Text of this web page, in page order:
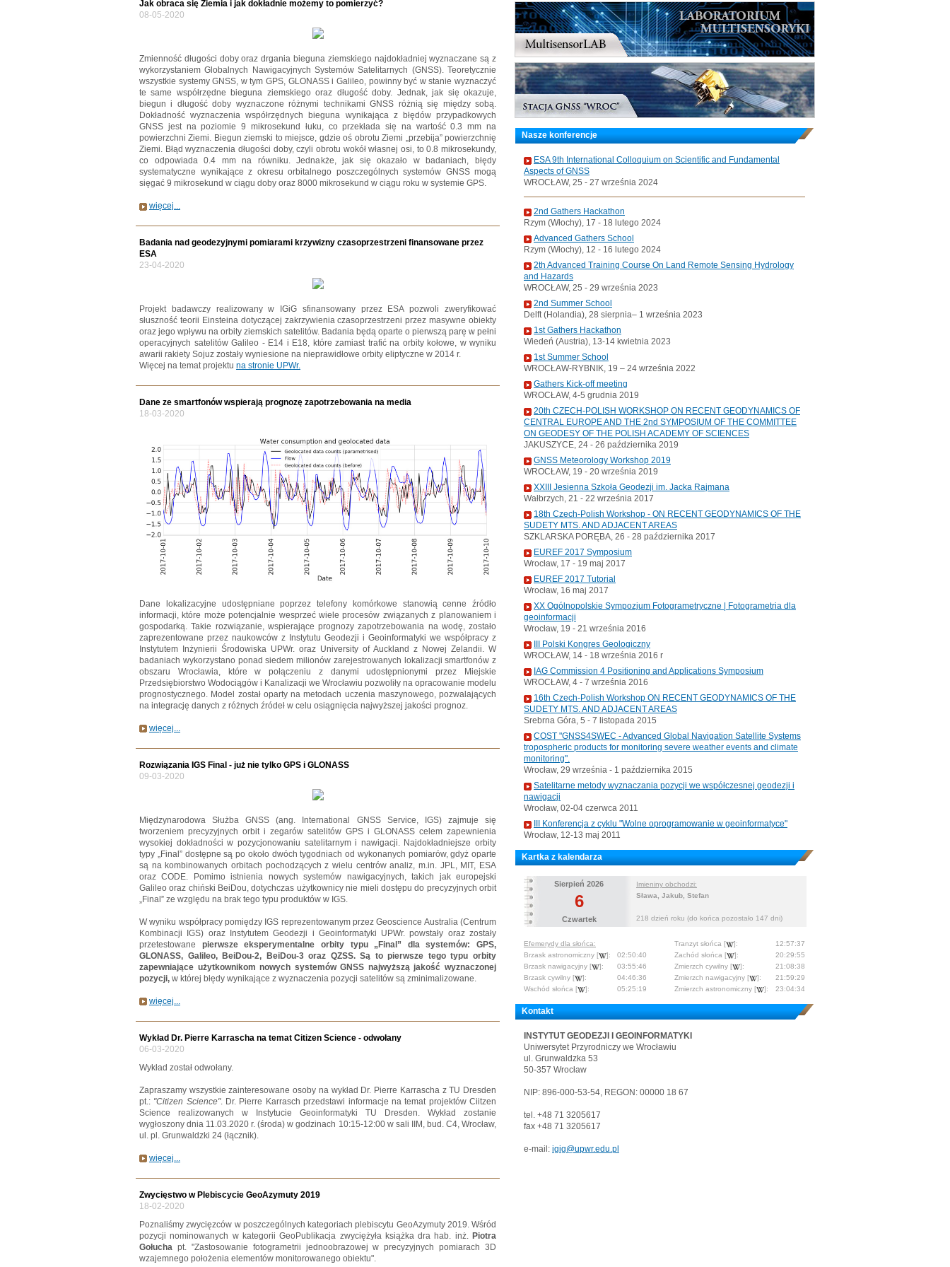
Jak obraca się Ziemia i jak dokładnie możemy to pomierzyć?
08-05-2020
Zmienność długości doby oraz drgania bieguna ziemskiego najdokładniej wyznaczane są z
wykorzystaniem Globalnych Nawigacyjnych Systemów Satelitarnych (GNSS). Teoretycznie
wszystkie systemy GNSS, w tym GPS, GLONASS i Galileo, powinny być w stanie wyznaczyć
te same współrzędne bieguna ziemskiego oraz długość doby. Jednak, jak się okazuje,
biegun i długość doby wyznaczone różnymi technikami GNSS różnią się między sobą.
Dokładność wyznaczenia współrzędnych bieguna wynikająca z błędów przypadkowych
GNSS jest na poziomie 9 mikrosekund łuku, co przekłada się na wartość 0.3 mm na
powierzchni Ziemi. Biegun ziemski to miejsce, gdzie oś obrotu Ziemi „przebija” powierzchnię
Ziemi. Błąd wyznaczenia długości doby, czyli obrotu wokół własnej osi, to 0.8 mikrosekundy,
co odpowiada 0.4 mm na równiku. Jednakże, jak się okazało w badaniach, błędy
systematyczne wynikające z okresu orbitalnego poszczególnych systemów GNSS mogą
sięgać 9 mikrosekund w ciągu doby oraz 8000 mikrosekund w ciągu roku w systemie GPS.
więcej...
Badania nad geodezyjnymi pomiarami krzywizny czasoprzestrzeni finansowane przez
ESA
23-04-2020
Projekt badawczy realizowany w IGiG sfinansowany przez ESA pozwoli zweryfikować
słuszność teorii Einsteina dotyczącej zakrzywienia czasoprzestrzeni przez masywne obiekty
oraz jego wpływu na orbity ziemskich satelitów. Badania będą oparte o pierwszą parę w pełni
operacyjnych satelitów Galileo - E14 i E18, które zamiast trafić na orbity kołowe, w wyniku
awarii rakiety Sojuz zostały wyniesione na nieprawidłowe orbity eliptyczne w 2014 r.
Więcej na temat projektu na stronie UPWr.
Dane ze smartfonów wspierają prognozę zapotrzebowania na media
18-03-2020
Dane lokalizacyjne udostępniane poprzez telefony komórkowe stanowią cenne źródło
informacji, które może potencjalnie wesprzeć wiele procesów związanych z planowaniem i
gospodarką. Takie rozwiązanie, wspierające prognozy zapotrzebowania na wodę, zostało
zaprezentowane przez naukowców z Instytutu Geodezji i Geoinformatyki we współpracy z
Instytutem Inżynierii Środowiska UPWr. oraz University of Auckland z Nowej Zelandii. W
badaniach wykorzystano ponad siedem milionów zarejestrowanych lokalizacji smartfonów z
obszaru Wrocławia, które w połączeniu z danymi udostępnionymi przez Miejskie
Przedsiębiorstwo Wodociągów i Kanalizacji we Wrocławiu pozwoliły na opracowanie modelu
prognostycznego. Model został oparty na metodach uczenia maszynowego, pozwalających
na integrację danych z różnych źródeł w celu osiągnięcia najwyższej jakości prognoz.
więcej...
Rozwiązania IGS Final - już nie tylko GPS i GLONASS
09-03-2020
Międzynarodowa Służba GNSS (ang. International GNSS Service, IGS) zajmuje się
tworzeniem precyzyjnych orbit i zegarów satelitów GPS i GLONASS celem zapewnienia
wysokiej dokładności w pozycjonowaniu satelitarnym i nawigacji. Najdokładniejsze orbity
typy „Final” dostępne są po około dwóch tygodniach od wykonanych pomiarów, gdyż oparte
są na kombinowanych orbitach pochodzących z wielu centrów analiz, m.in. JPL, MIT, ESA
oraz CODE. Pomimo istnienia nowych systemów nawigacyjnych, takich jak europejski
Galileo oraz chiński BeiDou, dotychczas użytkownicy nie mieli dostępu do precyzyjnych orbit
„Final” ze względu na brak tego typu produktów w IGS.
W wyniku współpracy pomiędzy IGS reprezentowanym przez Geoscience Australia (Centrum
Kombinacji IGS) oraz Instytutem Geodezji i Geoinformatyki UPWr. powstały oraz zostały
przetestowane pierwsze eksperymentalne orbity typu „Final” dla systemów: GPS,
GLONASS, Galileo, BeiDou-2, BeiDou-3 oraz QZSS. Są to pierwsze tego typu orbity
zapewniające użytkownikom nowych systemów GNSS najwyższą jakość wyznaczonej
pozycji, w której błędy wynikające z wyznaczenia pozycji satelitów są zminimalizowane.
więcej...
Wykład Dr. Pierre Karrascha na temat Citizen Science - odwołany
06-03-2020
Wykład został odwołany.
Zapraszamy wszystkie zainteresowane osoby na wykład Dr. Pierre Karrascha z TU Dresden
pt.: "Citizen Science". Dr. Pierre Karrasch przedstawi informacje na temat projektów Ciitzen
Science realizowanych w Instytucie Geoinformatyki TU Dresden. Wykład zostanie
wygłoszony dnia 11.03.2020 r. (środa) w godzinach 10:15-12:00 w sali IIM, bud. C4, Wrocław,
ul. pl. Grunwaldzki 24 (łącznik).
więcej...
Zwycięstwo w Plebiscycie GeoAzymuty 2019
18-02-2020
Poznaliśmy zwycięzców w poszczególnych kategoriach plebiscytu GeoAzymuty 2019. Wśród
pozycji nominowanych w kategorii GeoPublikacja zwyciężyła książka dra hab. inż. Piotra
Gołucha pt. "Zastosowanie fotogrametrii jednoobrazowej w precyzyjnych pomiarach 3D
wzajemnego położenia elementów monitorowanego obiektu".
Nasze konferencje
ESA 9th International Colloquium on Scientific and Fundamental
Aspects of GNSS
WROCŁAW, 25 - 27 września 2024
2nd Gathers Hackathon
Rzym (Włochy), 17 - 18 lutego 2024
Advanced Gathers School
Rzym (Włochy), 12 - 16 lutego 2024
2th Advanced Training Course On Land Remote Sensing Hydrology
and Hazards
WROCŁAW, 25 - 29 września 2023
2nd Summer School
Delft (Holandia), 28 sierpnia– 1 września 2023
1st Gathers Hackathon
Wiedeń (Austria), 13-14 kwietnia 2023
1st Summer School
WROCŁAW-RYBNIK, 19 – 24 września 2022
Gathers Kick-off meeting
WROCŁAW, 4-5 grudnia 2019
20th CZECH-POLISH WORKSHOP ON RECENT GEODYNAMICS OF
CENTRAL EUROPE AND THE 2nd SYMPOSIUM OF THE COMMITTEE
ON GEODESY OF THE POLISH ACADEMY OF SCIENCES
JAKUSZYCE, 24 - 26 października 2019
GNSS Meteorology Workshop 2019
WROCŁAW, 19 - 20 września 2019
XXIII Jesienna Szkoła Geodezji im. Jacka Rajmana
Wałbrzych, 21 - 22 września 2017
18th Czech-Polish Workshop - ON RECENT GEODYNAMICS OF THE
SUDETY MTS. AND ADJACENT AREAS
SZKLARSKA PORĘBA, 26 - 28 października 2017
EUREF 2017 Symposium
Wrocław, 17 - 19 maj 2017
EUREF 2017 Tutorial
Wrocław, 16 maj 2017
XX Ogólnopolskie Sympozjum Fotogrametryczne | Fotogrametria dla
geoinformacji
Wrocław, 19 - 21 września 2016
III Polski Kongres Geologiczny
WROCŁAW, 14 - 18 września 2016 r
IAG Commission 4 Positioning and Applications Symposium
WROCŁAW, 4 - 7 września 2016
16th Czech-Polish Workshop ON RECENT GEODYNAMICS OF THE
SUDETY MTS. AND ADJACENT AREAS
Srebrna Góra, 5 - 7 listopada 2015
COST "GNSS4SWEC - Advanced Global Navigation Satellite Systems
tropospheric products for monitoring severe weather events and climate
monitoring".
Wrocław, 29 września - 1 października 2015
Satelitarne metody wyznaczania pozycji we współczesnej geodezji i
nawigacji
Wrocław, 02-04 czerwca 2011
III Konferencja z cyklu "Wolne oprogramowanie w geoinformatyce"
Wrocław, 12-13 maj 2011
Kartka z kalendarza
Sierpień 2026
Imieniny obchodzi:
Sława, Jakub, Stefan
218 dzień roku (do końca pozostało 147 dni)
6
Czwartek
Efemerydy dla słońca: Tranzyt słońca [ ]:
12:57:37
Brzask astronomiczny [
]: 02:50:40 Zachód słońca [ ]:
20:29:55
Brzask nawigacyjny [
]: 03:55:46 Zmierzch cywilny [ ]:
21:08:38
Brzask cywilny [
]: 04:46:36 Zmierzch nawigacyjny [ ]:
21:59:29
Wschód słońca [
]: 05:25:19 Zmierzch astronomiczny [ ]: 23:04:34
Kontakt
INSTYTUT GEODEZJI I GEOINFORMATYKI
Uniwersytet Przyrodniczy we Wrocławiu
ul. Grunwaldzka 53
50-357 Wrocław
NIP: 896-000-53-54, REGON: 00000 18 67
tel. +48 71 3205617
fax +48 71 3205617
e-mail: igig@upwr.edu.pl